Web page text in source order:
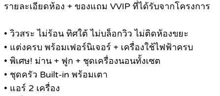
รายละเอียดห้อง + ของแถม VVIP ที่ได้รับจากโครงการ
• วิวสระ ไม่ร้อน ทิศใต้ ไม่บล็อกวิว ไม่ติดห้องขยะ
• แต่งครบ พร้อมเฟอร์นิเจอร์ + เครื่องใช้ไฟฟ้าครบ
• พิเศษ! ม่าน + ฟูก + ชุดเครื่องนอนทั้งเซต
• ชุดครัว Built-in พร้อมเตา
• แอร์ 2 เครื่อง